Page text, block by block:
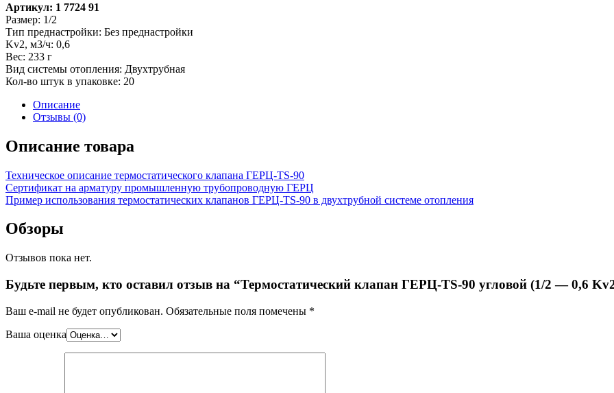
Артикул: 1 7724 91
Размер: 1/2
Тип преднастройки: Без преднастройки
Kv2, м3/ч: 0,6
Вес: 233 г
Вид системы отопления: Двухтрубная
Кол-во штук в упаковке: 20
Описание
Отзывы (0)
Описание товара
Техническое описание термостатического клапана ГЕРЦ-TS-90
Сертификат на арматуру промышленную трубопроводную ГЕРЦ
Пример использования термостатических клапанов ГЕРЦ-TS-90 в двухтрубной системе отопления
Обзоры
Отзывов пока нет.
Будьте первым, кто оставил отзыв на “Термостатический клапан ГЕРЦ-TS-90 угловой (1/2 — 0,6
Ваш e-mail не будет опубликован. Обязательные поля помечены *
Ваша оценка